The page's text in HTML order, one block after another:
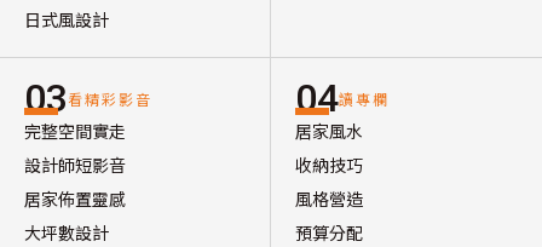
日式風設計
03看精彩影音
完整空間實走
設計師短影音
居家佈置靈感
大坪數設計
04讀專欄
居家風水
收納技巧
風格營造
預算分配